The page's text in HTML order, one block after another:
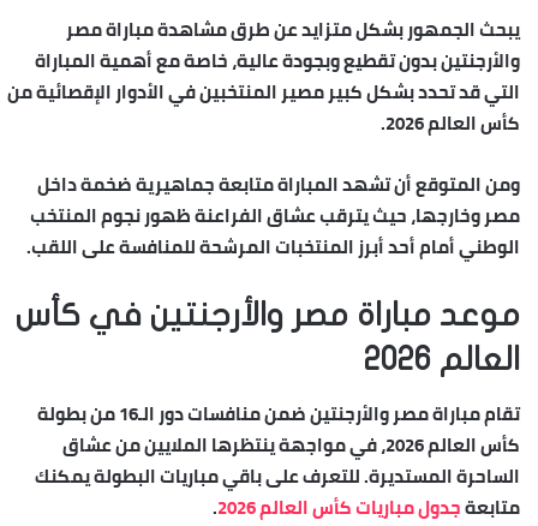
يبحث الجمهور بشكل متزايد عن طرقمشاهدة مباراة مصر
والأرجنتين بدون تقطيعوبجودة عالية، خاصة مع أهمية المباراة
التي قد تحدد بشكل كبير مصير المنتخبين في الأدوار الإقصائية من
كأس العالم 2026.
ومن المتوقع أن تشهد المباراة متابعة جماهيرية ضخمة داخل
مصر وخارجها، حيث يترقب عشاق الفراعنة ظهور نجوم المنتخب
الوطني أمام أحد أبرز المنتخبات المرشحة للمنافسة على اللقب.
موعد مباراة مصر والأرجنتين في كأس
العالم 2026
تقام مباراة مصر والأرجنتين ضمن منافسات دور الـ16 من بطولة
كأس العالم 2026، في مواجهة ينتظرها الملايين من عشاق
الساحرة المستديرة. للتعرف على باقي مباريات البطولة يمكنك
متابعةجدول مباريات كأس العالم 2026
.